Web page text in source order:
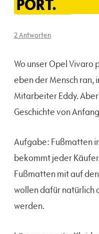
PORT.
2 Antworten
Wo unser Opel Vivaro
eben der Mensch ran,
Mitarbeiter Eddy.
Geschichte von
Aufgabe: Fußmatten
bekommt jeder
Fußmatten mit auf
wollen dafür natürlich
werden.